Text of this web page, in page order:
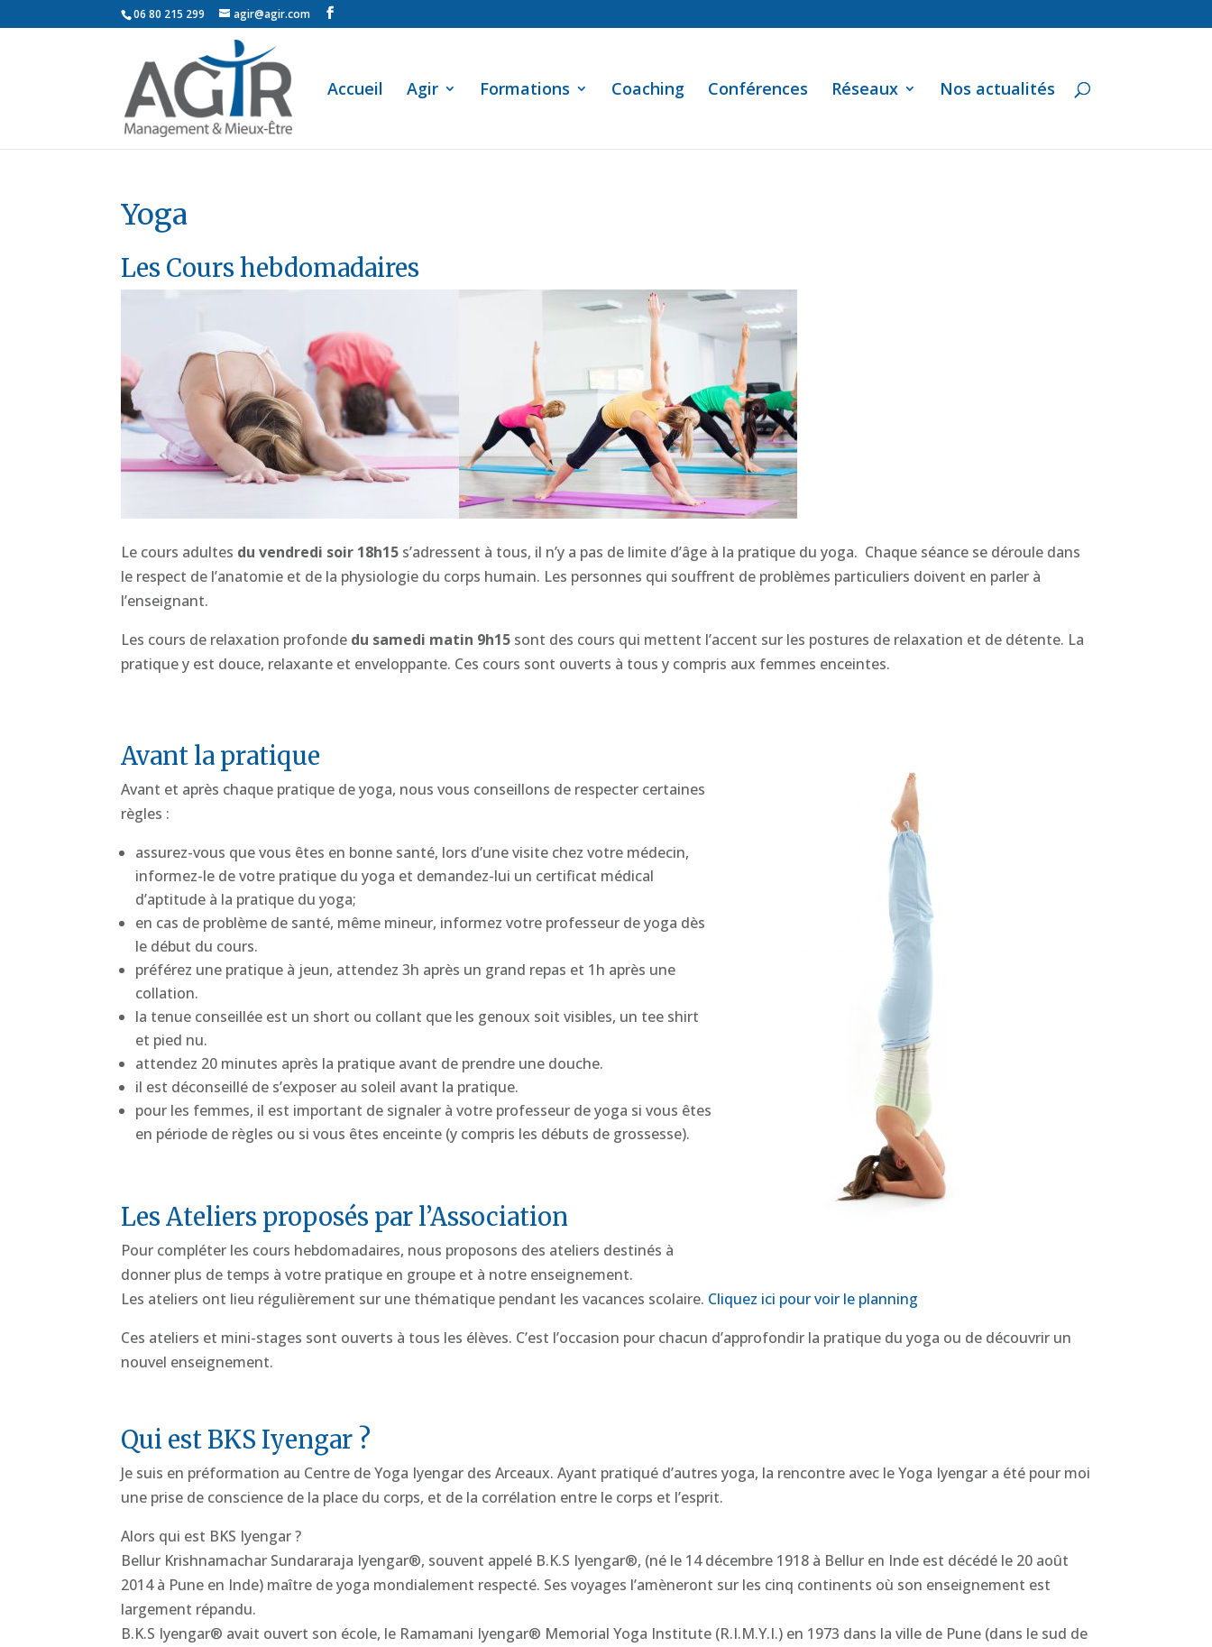
06 80 215 299 agir@agir.com
Accueil Agir Formations Coaching Conférences Réseaux Nos actualités
Yoga
Les Cours hebdomadaires
Le cours adultes du vendredi soir 18h15 s’adressent à tous, il n’y a pas de limite d’âge à la pratique du yoga. Chaque séance se déroule dans
le respect de l’anatomie et de la physiologie du corps humain. Les personnes qui souffrent de problèmes particuliers doivent en parler à
l’enseignant.
Les cours de relaxation profonde du samedi matin 9h15 sont des cours qui mettent l’accent sur les postures de relaxation et de détente. La
pratique y est douce, relaxante et enveloppante. Ces cours sont ouverts à tous y compris aux femmes enceintes.
Avant la pratique
Avant et après chaque pratique de yoga, nous vous conseillons de respecter certaines
règles :
assurez-vous que vous êtes en bonne santé, lors d’une visite chez votre médecin,
informez-le de votre pratique du yoga et demandez-lui un certificat médical
d’aptitude à la pratique du yoga;
en cas de problème de santé, même mineur, informez votre professeur de yoga dès
le début du cours.
préférez une pratique à jeun, attendez 3h après un grand repas et 1h après une
collation.
la tenue conseillée est un short ou collant que les genoux soit visibles, un tee shirt
et pied nu.
attendez 20 minutes après la pratique avant de prendre une douche.
il est déconseillé de s’exposer au soleil avant la pratique.
pour les femmes, il est important de signaler à votre professeur de yoga si vous êtes
en période de règles ou si vous êtes enceinte (y compris les débuts de grossesse).
Les Ateliers proposés par l’Association
Pour compléter les cours hebdomadaires, nous proposons des ateliers destinés à
donner plus de temps à votre pratique en groupe et à notre enseignement.
Les ateliers ont lieu régulièrement sur une thématique pendant les vacances scolaire. Cliquez ici pour voir le planning
Ces ateliers et mini-stages sont ouverts à tous les élèves. C’est l’occasion pour chacun d’approfondir la pratique du yoga ou de découvrir un
nouvel enseignement.
Qui est BKS Iyengar ?
Je suis en préformation au Centre de Yoga Iyengar des Arceaux. Ayant pratiqué d’autres yoga, la rencontre avec le Yoga Iyengar a été pour moi
une prise de conscience de la place du corps, et de la corrélation entre le corps et l’esprit.
Alors qui est BKS Iyengar ?
Bellur Krishnamachar Sundararaja Iyengar®, souvent appelé B.K.S Iyengar®, (né le 14 décembre 1918 à Bellur en Inde est décédé le 20 août
2014 à Pune en Inde) maître de yoga mondialement respecté. Ses voyages l’amèneront sur les cinq continents où son enseignement est
largement répandu.
B.K.S Iyengar® avait ouvert son école, le Ramamani Iyengar® Memorial Yoga Institute (R.I.M.Y.I.) en 1973 dans la ville de Pune (dans le sud de